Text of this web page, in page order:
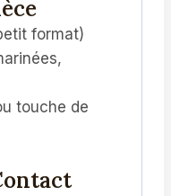
format)
touche de